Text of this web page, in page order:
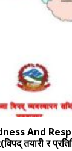
And
तयारी र